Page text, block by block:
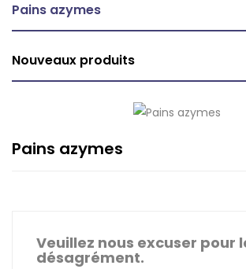
Pains azymes
Nouveaux produits
Pains azymes
Veuillez nous excuser pour
désagrément.